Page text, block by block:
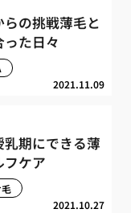
らの挑戦薄毛と
った日々
2021.11.09
乳期にできる薄
フケア
2021.10.27